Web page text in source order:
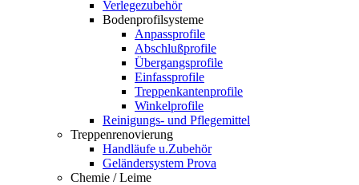
Verlegezubehör
Bodenprofilsysteme
Anpassprofile
Abschlußprofile
Übergangsprofile
Einfassprofile
Treppenkantenprofile
Winkelprofile
Reinigungs- und Pflegemittel
Treppenrenovierung
Handläufe u.Zubehör
Geländersystem Prova
Chemie / Leime